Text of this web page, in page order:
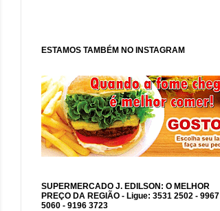
ESTAMOS TAMBÉM NO INSTAGRAM
SUPERMERCADO J. EDILSON: O MELHOR
PREÇO DA REGIÃO - Ligue: 3531 2502 - 9967
5060 - 9196 3723